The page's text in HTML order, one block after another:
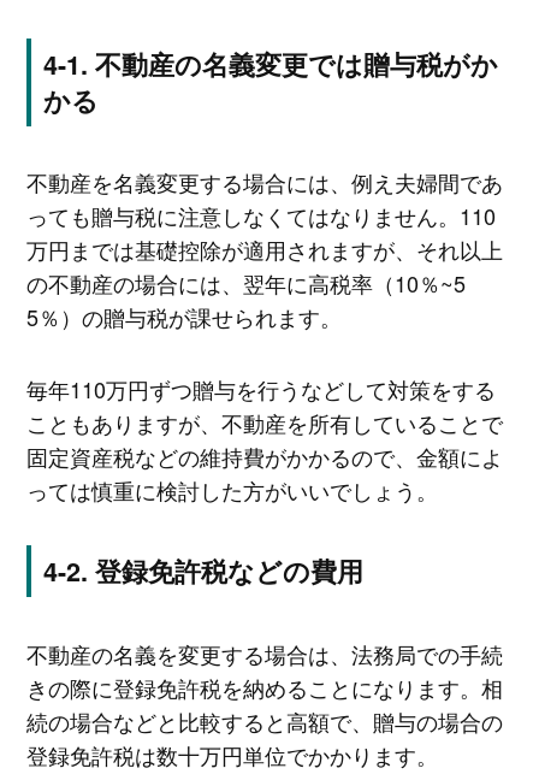
不動産の名義変更では贈与税がか
かる
不動産を名義変更する場合には、例え夫婦間であ
っても贈与税に注意しなくてはなりません。110
万円までは基礎控除が適用されますが、それ以上
の不動産の場合には、翌年に高税率（10％~5
5％）の贈与税が課せられます。
毎年110万円ずつ贈与を行うなどして対策をする
こともありますが、不動産を所有していることで
固定資産税などの維持費がかかるので、金額によ
っては慎重に検討した方がいいでしょう。
登録免許税などの費用
不動産の名義を変更する場合は、法務局での手続
きの際に登録免許税を納めることになります。相
続の場合などと比較すると高額で、贈与の場合の
登録免許税は数十万円単位でかかります。